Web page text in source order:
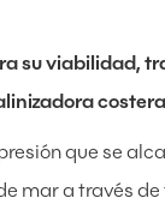
su viabilidad,
que se
mar a través